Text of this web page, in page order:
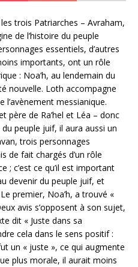
trois Patriarches – Avraham,
de l’histoire du peuple
essentiels, d’autres
importants, ont un rôle
: Noa’h, au lendemain du
nouvelle. Loth accompagne
l’avènement messianique.
père de Ra’hel et Léa – donc
peuple juif, il aura aussi un
trois personnages
de fait chargés d’un rôle
; c’est ce qu’il est important
devenir du peuple juif, et
premier, Noa’h, a trouvé «
avis s’opposent à son sujet,
dit « Juste dans sa
cela dans le sens positif :
un « juste », ce qui augmente
plus morale, il aurait moins